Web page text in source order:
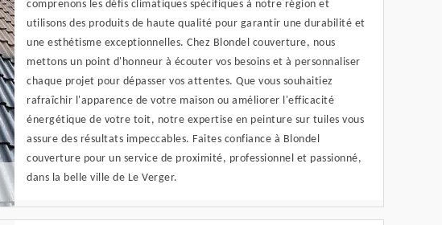
comprenons les défis climatiques spécifiques à notre région et
utilisons des produits de haute qualité pour garantir une durabilité et
une esthétisme exceptionnelles. Chez Blondel couverture, nous
mettons un point d'honneur à écouter vos besoins et à personnaliser
chaque projet pour dépasser vos attentes. Que vous souhaitiez
rafraîchir l'apparence de votre maison ou améliorer l'efficacité
énergétique de votre toit, notre expertise en peinture sur tuiles vous
assure des résultats impeccables. Faites confiance à Blondel
couverture pour un service de proximité, professionnel et passionné,
dans la belle ville de Le Verger.